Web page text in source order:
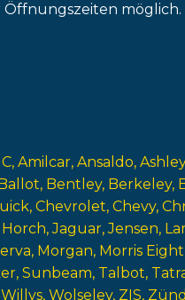
möglich.
Amilcar Ansaldo Ashley
Bentley Berkeley
Chevrolet Chevy
Horch Jaguar Jensen
Morgan Morris Eight
Sunbeam Talbot
Willys Wolseley ZIS